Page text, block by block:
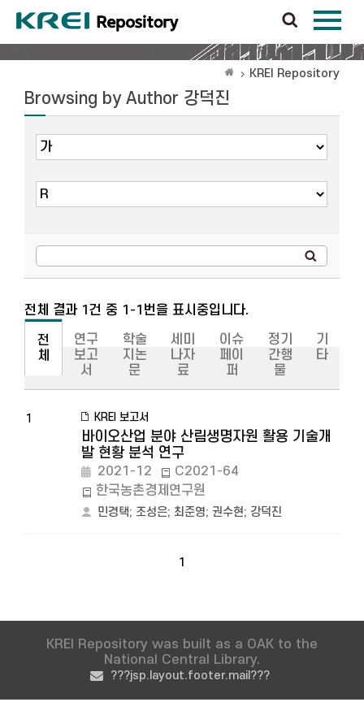
KREI Repository
Browsing by Author 강덕진
전체 결과 1건 중 1-1번을 표시중입니다.
전
체
연구
보고
서
학술
지논
문
세미
나자
료
이슈
페이
퍼
정기
간행
물
기
타
1 KREI 보고서
바이오산업 분야 산림생명자원 활용 기술개
발 현황 분석 연구
2021-12
C2021-64
한국농촌경제연구원
민경택; 조성은; 최준영; 권수현; 강덕진
1
KREI Repository was built as a OAK to the
National Central Library.
???jsp.layout.footer.mail???